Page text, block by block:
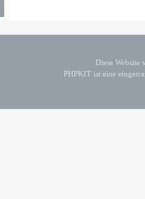
Diese
PHPKIT ist eine